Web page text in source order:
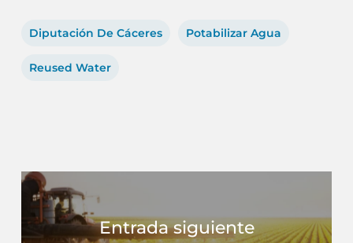
Diputación De Cáceres Potabilizar Agua
Reused Water
Entrada siguiente